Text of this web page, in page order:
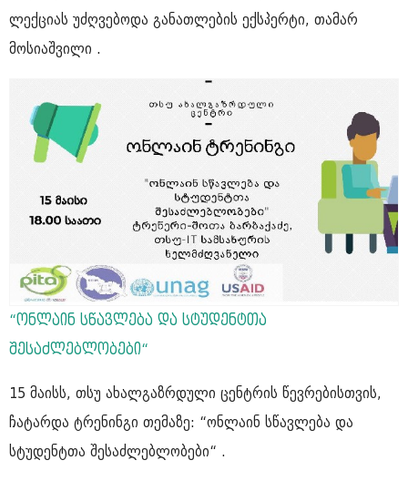
ლექციას უძღვებოდა განათლების ექსპერტი, თამარ
მოსიაშვილი .
“ონლაინ სწავლება და სტუდენტთა
შესაძლებლობები“
15 მაისს, თსუ ახალგაზრდული ცენტრის წევრებისთვის,
ჩატარდა ტრენინგი თემაზე: “ონლაინ სწავლება და
სტუდენტთა შესაძლებლობები“ .